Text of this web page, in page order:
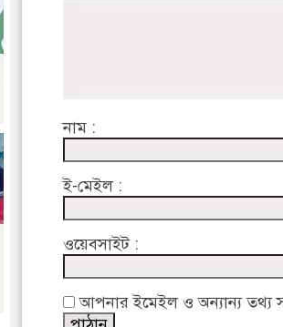
নাম :
ই-মেইল :
ওয়েবসাইট :
আপনার ইমেইল ও অন্যান্য তথ্য